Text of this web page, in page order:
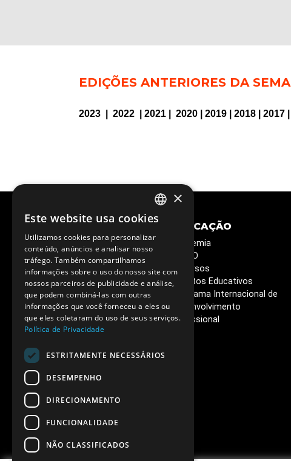
CIÊNCIA E
SOCIEDADE
Semana C&T
Circuitos Ciência Viva
Ciência Viva em Casa
Livros que queremos ler
Café de Ciência
Vacinas - o poder da
EDUCAÇÃO
Academia
ESERO
Recursos
Projetos Educativos
Programa Internacional de
Desenvolvimento
PORTUGUESE
ENGLISH
×
Este website usa cookies
Utilizamos cookies para personalizar
conteúdo, anúncios e analisar nosso
tráfego. Também compartilhamos
informações sobre o uso do nosso site com
nossos parceiros de publicidade e análise,
que podem combiná-las com outras
informações que você forneceu a eles ou
que eles coletaram do uso de seus serviços.
Política de Privacidade
ESTRITAMENTE NECESSÁRIOS
DESEMPENHO
DIRECIONAMENTO
FUNCIONALIDADE
NÃO CLASSIFICADOS